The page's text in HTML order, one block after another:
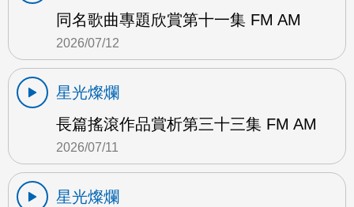
同名歌曲專題欣賞第十一集 FM AM
2026/07/12
星光燦爛
長篇搖滾作品賞析第三十三集 FM AM
2026/07/11
星光燦爛